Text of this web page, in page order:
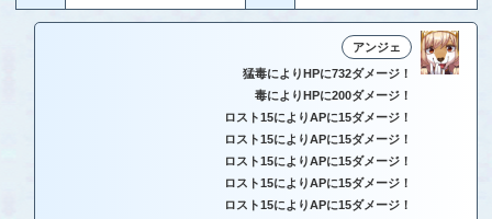
アンジェ
猛毒によりHPに732ダメージ！
毒によりHPに200ダメージ！
ロスト15によりAPに15ダメージ！
ロスト15によりAPに15ダメージ！
ロスト15によりAPに15ダメージ！
ロスト15によりAPに15ダメージ！
ロスト15によりAPに15ダメージ！